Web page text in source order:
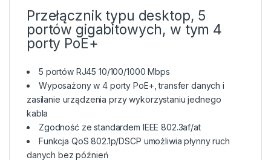
Przełącznik typu desktop, 5
portów gigabitowych, w tym 4
porty PoE+
5 portów RJ45 10/100/1000 Mbps
Wyposażony w 4 porty PoE+, transfer danych i
zasilanie urządzenia przy wykorzystaniu jednego
kabla
Zgodność ze standardem IEEE 802.3af/at
Funkcja QoS 802.1p/DSCP umożliwia płynny ruch
danych bez późnień